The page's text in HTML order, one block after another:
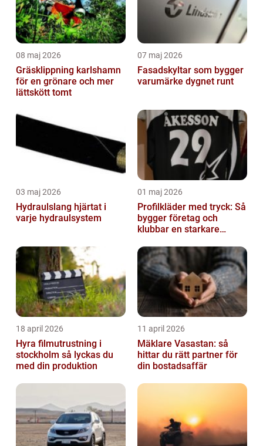
08 maj 2026
Gräsklippning karlshamn
för en grönare och mer
lättskött tomt
07 maj 2026
Fasadskyltar som bygger
varumärke dygnet runt
03 maj 2026
Hydraulslang hjärtat i
varje hydraulsystem
01 maj 2026
Profilkläder med tryck: Så
bygger företag och
klubbar en starkare
18 april 2026
Hyra filmutrustning i
stockholm så lyckas du
med din produktion
11 april 2026
Mäklare Vasastan: så
hittar du rätt partner för
din bostadsaffär